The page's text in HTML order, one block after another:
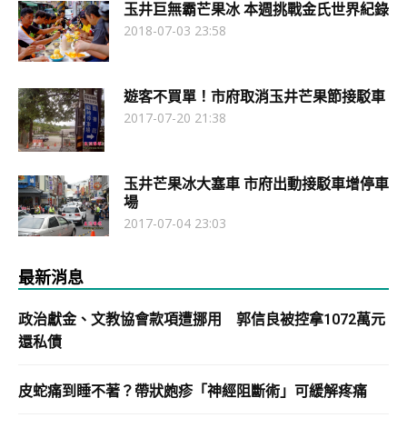
玉井巨無霸芒果冰 本週挑戰金氏世界紀錄
2018-07-03 23:58
遊客不買單！市府取消玉井芒果節接駁車
2017-07-20 21:38
玉井芒果冰大塞車 市府出動接駁車增停車
場
2017-07-04 23:03
最新消息
政治獻金、文教協會款項遭挪用 郭信良被控拿1072萬元
還私債
皮蛇痛到睡不著？帶狀皰疹「神經阻斷術」可緩解疼痛